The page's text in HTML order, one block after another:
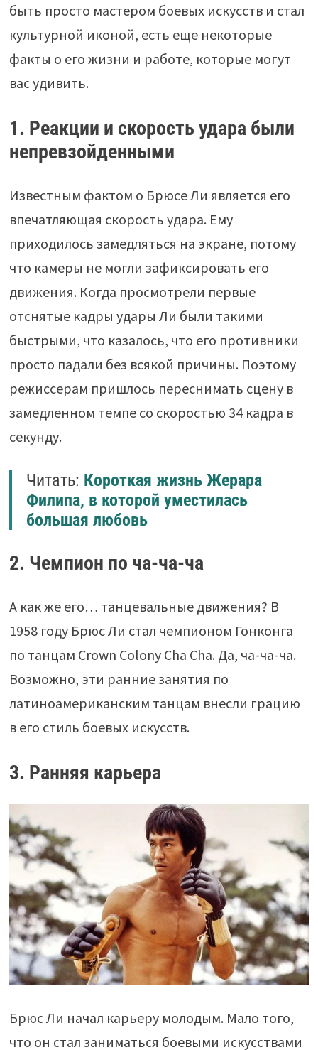
быть просто мастером боевых искусств и стал
культурной иконой, есть еще некоторые
факты о его жизни и работе, которые могут
вас удивить.
1. Реакции и скорость удара были
непревзойденными
Известным фактом о Брюсе Ли является его
впечатляющая скорость удара. Ему
приходилось замедляться на экране, потому
что камеры не могли зафиксировать его
движения. Когда просмотрели первые
отснятые кадры удары Ли были такими
быстрыми, что казалось, что его противники
просто падали без всякой причины. Поэтому
режиссерам пришлось переснимать сцену в
замедленном темпе со скоростью 34 кадра в
секунду.
Читать: Короткая жизнь Жерара
Филипа, в которой уместилась
большая любовь
2. Чемпион по ча-ча-ча
А как же его… танцевальные движения? В
1958 году Брюс Ли стал чемпионом Гонконга
по танцам Crown Colony Cha Cha. Да, ча-ча-ча.
Возможно, эти ранние занятия по
латиноамериканским танцам внесли грацию
в его стиль боевых искусств.
3. Ранняя карьера
Брюс Ли начал карьеру молодым. Мало того,
что он стал заниматься боевыми искусствами